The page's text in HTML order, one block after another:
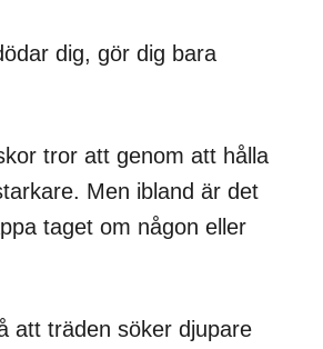
dig, gör dig bara
tror att genom att hålla
Men ibland är det
taget om någon eller
att träden söker djupare